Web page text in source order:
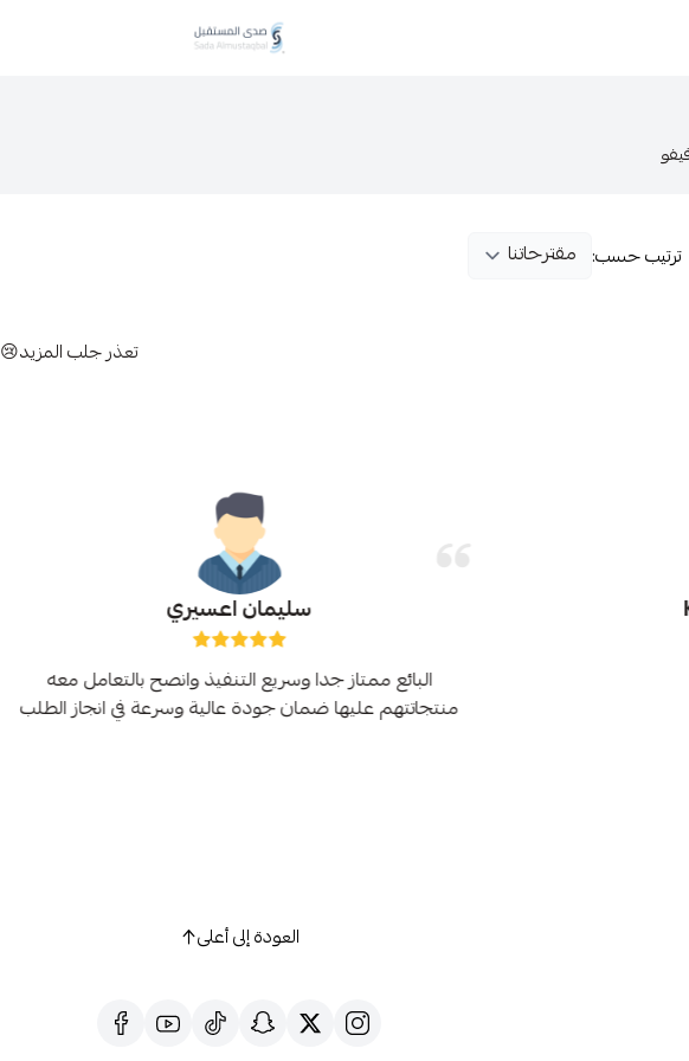
صدى المستقبل
ترتيب حسب:
تعذر جلب المزيد😢
سليمان اعسيري
البائع ممتاز جدا وسريع التنفيذ وانصح بالتعامل معه
منتجاتتهم عليها ضمان جودة عالية وسرعة في انجاز الطلب
العودة إلى أعلى